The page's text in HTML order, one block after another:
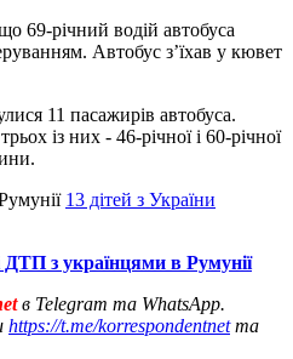
69-річний водій автобуса
Автобус з’їхав у кювет
11 пасажирів автобуса.
із них - 46-річної і 60-річної
13 дітей з України
з українцями в Румунії
в Telegram та WhatsApp.
https://t.me/korrespondentnetта